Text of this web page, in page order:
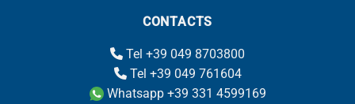
CONTACTS
Tel +39 049 8703800
Tel +39 049 761604
Whatsapp +39 331 4599169